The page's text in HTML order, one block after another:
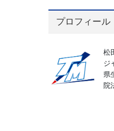
プロフィール
松
ジ
県
院